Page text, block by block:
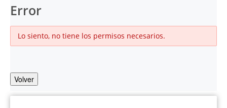
Error
Lo siento, no tiene los permisos necesarios.
Volver